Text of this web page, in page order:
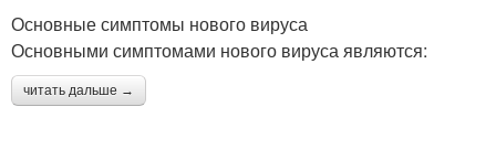
Основные симптомы нового вируса
Основными симптомами нового вируса являются:
читать дальше →